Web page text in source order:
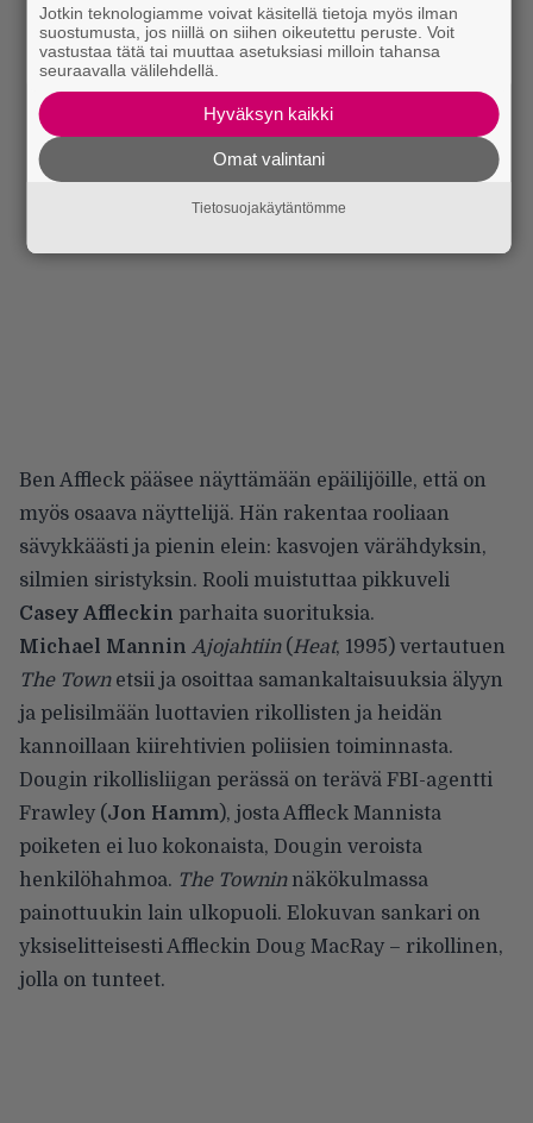
Ben Affleck pääsee näyttämään epäilijöille, että on
myös osaava näyttelijä. Hän rakentaa rooliaan
sävykkäästi ja pienin elein: kasvojen värähdyksin,
silmien siristyksin. Rooli muistuttaa pikkuveli
Casey Affleckin parhaita suorituksia.
Michael Mannin Ajojahtiin( Heat, 1995) vertautuen
The Townetsii ja osoittaa samankaltaisuuksia älyyn
ja pelisilmään luottavien rikollisten ja heidän
kannoillaan kiirehtivien poliisien toiminnasta.
Dougin rikollisliigan perässä on terävä FBI-agentti
Frawley (Jon Hamm), josta Affleck Mannista
poiketen ei luo kokonaista, Dougin veroista
henkilöhahmoa. The Towninnäkökulmassa
painottuukin lain ulkopuoli. Elokuvan sankari on
yksiselitteisesti Affleckin Doug MacRay – rikollinen,
jolla on tunteet.
Jotkin teknologiamme voivat käsitellä tietoja myös ilman
suostumusta, jos niillä on siihen oikeutettu peruste. Voit
vastustaa tätä tai muuttaa asetuksiasi milloin tahansa
seuraavalla välilehdellä.
Hyväksyn kaikki
Omat valintani
Tietosuojakäytäntömme